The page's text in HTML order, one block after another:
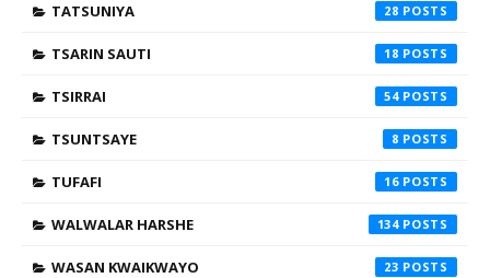
TATSUNIYA 28
TSARIN SAUTI 18
TSIRRAI 54
TSUNTSAYE 8
TUFAFI 16
WALWALAR HARSHE 134
WASAN KWAIKWAYO 23